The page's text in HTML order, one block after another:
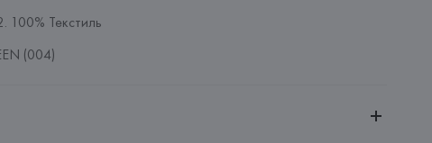
100% Текстиль
(004)